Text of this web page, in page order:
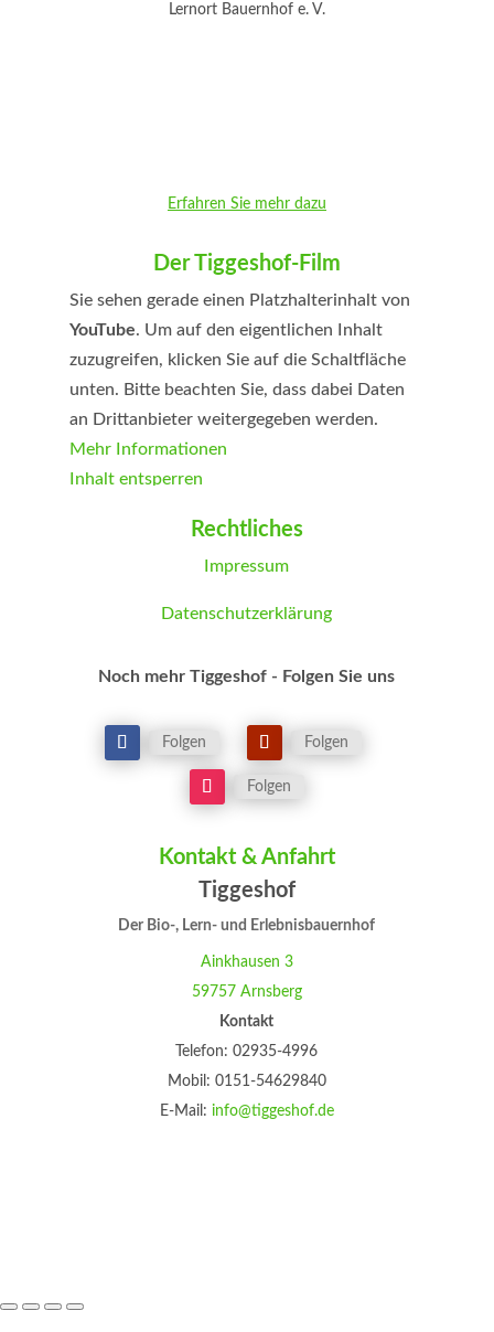
Lernort Bauernhof e. V.
Erfahren Sie mehr dazu
Der Tiggeshof-Film
Sie sehen gerade einen Platzhalterinhalt von
YouTube. Um auf den eigentlichen Inhalt
zuzugreifen, klicken Sie auf die Schaltfläche
unten. Bitte beachten Sie, dass dabei Daten
an Drittanbieter weitergegeben werden.
Mehr Informationen
Inhalt entsperren
Inhalte entsperrenRechtliches
Impressum
Datenschutzerklärung
Noch mehr Tiggeshof - Folgen Sie uns
Folgen Folgen
Folgen
Kontakt & Anfahrt
Tiggeshof
Der Bio-, Lern- und Erlebnisbauernhof
Ainkhausen 3
59757 Arnsberg
Kontakt
Telefon: 02935-4996
Mobil: 0151-54629840
E-Mail: info@tiggeshof.de